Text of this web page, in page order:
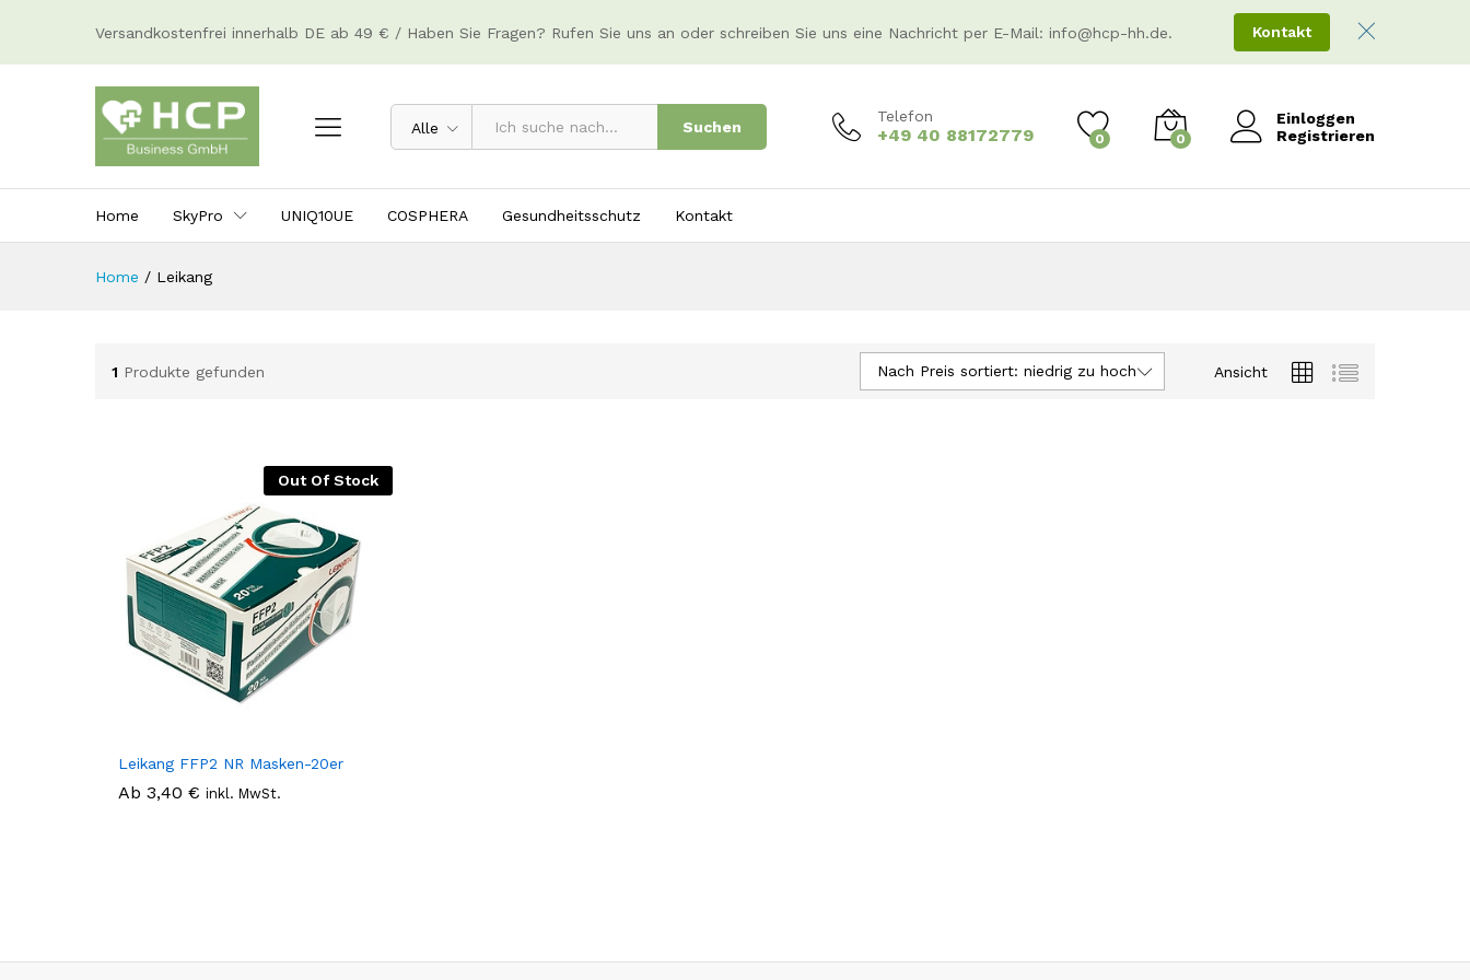
Versandkostenfrei innerhalb DE ab 49 € / Haben Sie Fragen? Rufen Sie uns an oder schreiben Sie uns eine Nachricht per E-Mail: info@hcp-hh.de. Kontakt
Alle Suchen
Telefon
+49 40 88172779 0 0
Einloggen
Registrieren
Home SkyPro UNIQ10UE COSPHERA Gesundheitsschutz Kontakt
Home / Leikang
1 Produkte gefunden Ansicht
Nach Preis sortiert: niedrig zu hoch
Out Of Stock
Leikang FFP2 NR Masken-20er
Ab 3,40 € inkl. MwSt.